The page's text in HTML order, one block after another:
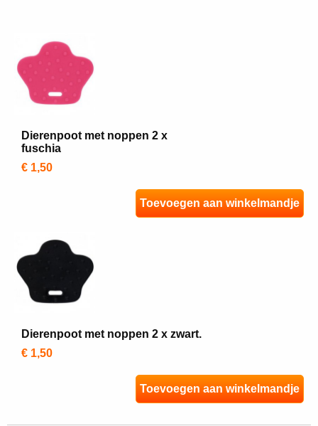
Dierenpoot met noppen 2 x
fuschia
€ 1,50
Toevoegen aan winkelmandje
Dierenpoot met noppen 2 x zwart.
€ 1,50
Toevoegen aan winkelmandje